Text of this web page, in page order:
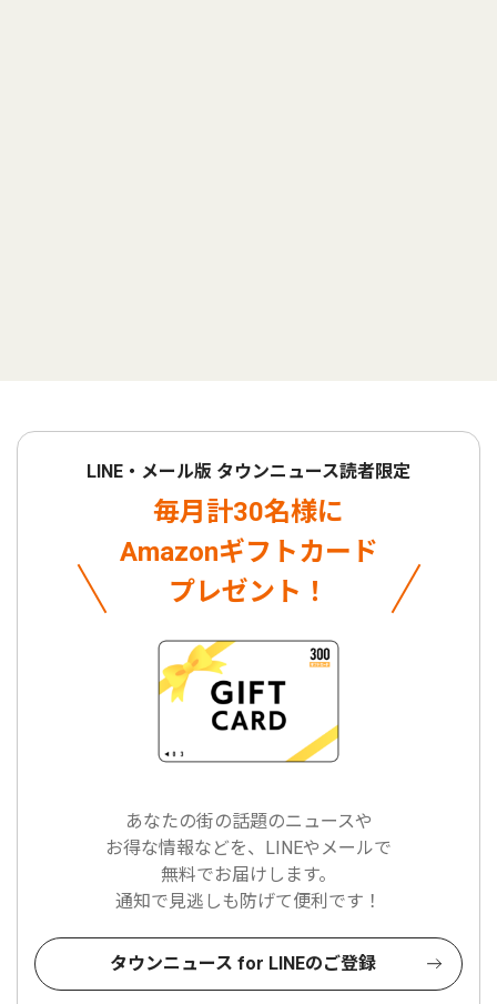
LINE・メール版 タウンニュース読者限定
毎月計30名様に
Amazonギフトカード
プレゼント！
あなたの街の話題のニュースや
お得な情報などを、LINEやメールで
無料でお届けします。
通知で見逃しも防げて便利です！
タウンニュース for LINEのご登録